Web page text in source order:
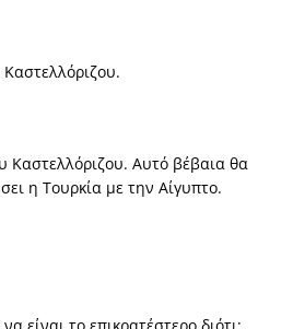
Καστελλόριζου. Αυτό βέβαια θα
η Τουρκία με την Αίγυπτο.